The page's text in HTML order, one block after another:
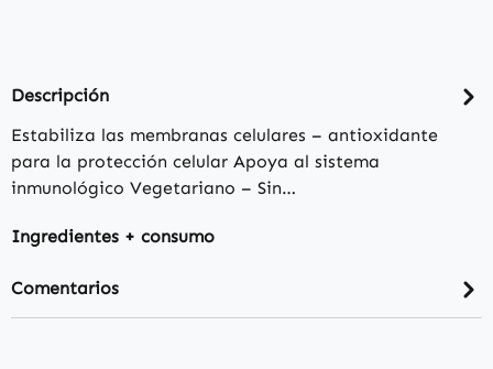
Descripción
Estabiliza las membranas celulares – antioxidante
para la protección celular Apoya al sistema
inmunológico Vegetariano – Sin…
Ingredientes + consumo
Comentarios